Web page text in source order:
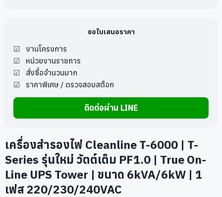
ขอใบเสนอราคา
☑ งานโครงการ
☑ หน่วยงานราชการ
☑ สั่งซื้อจำนวนมาก
☑ ราคาพิเศษ / ตรวจสอบสต๊อก
ติดต่อผ่าน LINE
เครื่องสำรองไฟ Cleanline T-6000 | T-
Series รุ่นใหม่ วัตต์เต็ม PF1.0 | True On-
Line UPS Tower | ขนาด 6kVA/6kW | 1
เฟส 220/230/240VAC